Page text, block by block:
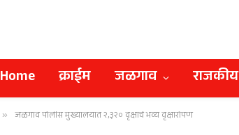
Home क्राईम जळगाव राजकीय
» जळगाव पोलीस मुख्यालयात २,३२० वृक्षांचे भव्य वृक्षारोपण